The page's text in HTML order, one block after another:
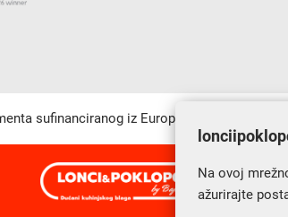
sufinanciranog iz Europskog fonda za
s Vama od
Na ovoj
ažurirajte